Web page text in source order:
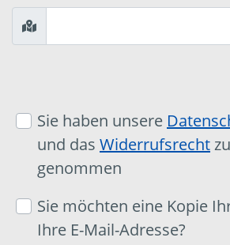
Sie haben unsere
und das Widerrufsrecht
genommen
Sie möchten eine Kopie
Ihre E-Mail-Adresse?